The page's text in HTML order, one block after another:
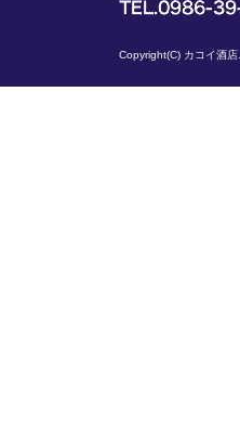
Copyright(C) カコイ酒